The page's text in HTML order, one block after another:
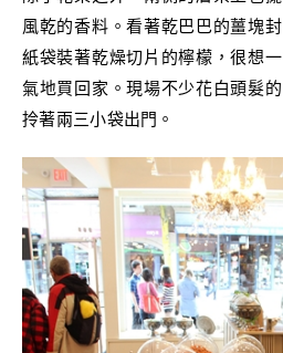
風乾的香料。看著乾巴巴的薑塊
紙袋裝著乾燥切片的檸檬，很想
氣地買回家。現場不少花白頭髮
拎著兩三小袋出門。